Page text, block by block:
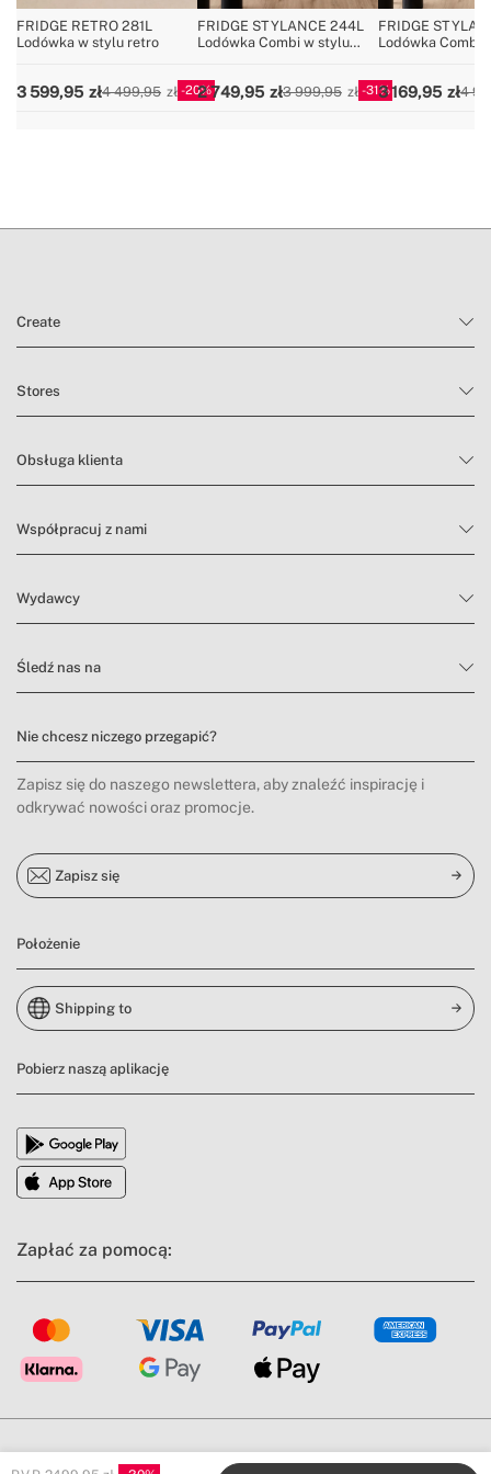
» Całkowita pojemność 107L
» Szerokość lodówki 54 cm
FRIDGE RETRO 281L
Lodówka w stylu retro
3 599,95 4 499,95 20
FRIDGE STYLANCE 244L
Lodówka Combi w stylu
2 749,95 3 999,95 31
FRIDGE
Lodówka Combi
3 169,95 4
Create
Stores
Obsługa klienta
Współpracuj z nami
Wydawcy
Śledź nas na
Nie chcesz niczego przegapić?
Zapisz się do naszego newslettera, aby znaleźć inspirację i
odkrywać nowości oraz promocje.
Zapisz się
Położenie
Shipping to
Pobierz naszą aplikację
Zapłać za pomocą:
Informacja prawna
Polityka prywatności